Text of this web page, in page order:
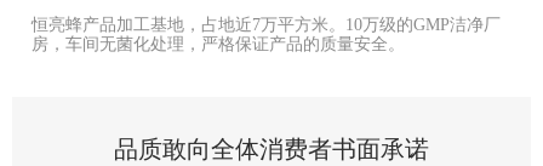
恒亮蜂产品加工基地，占地近7万平方米。10万级的GMP洁净厂
房，车间无菌化处理，严格保证产品的质量安全。
品质敢向全体消费者书面承诺